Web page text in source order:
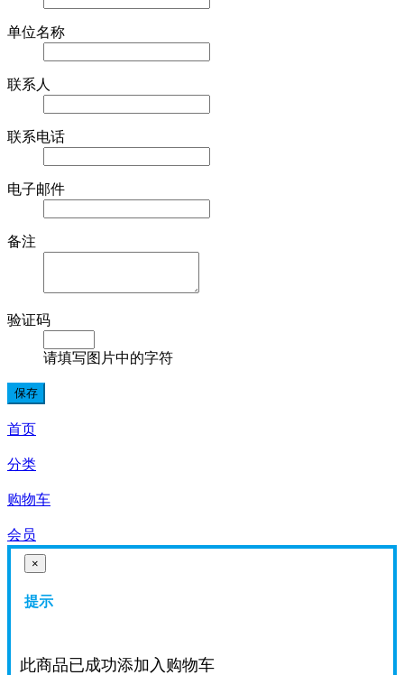
单位名称
联系人
联系电话
电子邮件
备注
验证码
请填写图片中的字符
首页
分类
购物车
会员
×
提示
此商品已成功添加入购物车